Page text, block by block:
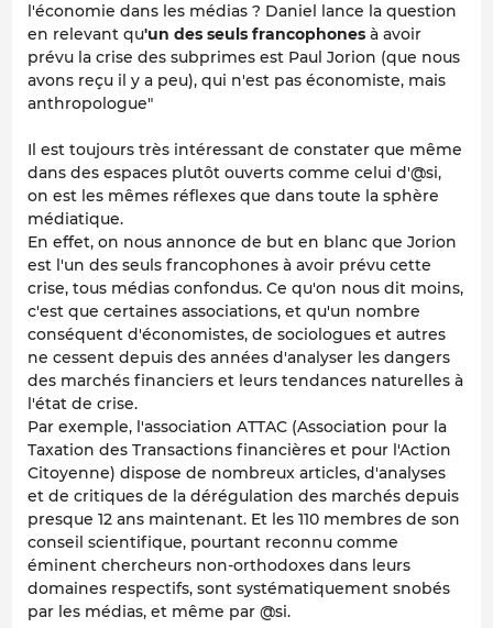
l'économie dans les médias ? Daniel lance la question
en relevant qu'un des seuls francophones à avoir
prévu la crise des subprimes est Paul Jorion (que nous
avons reçu il y a peu), qui n'est pas économiste, mais
anthropologue"
Il est toujours très intéressant de constater que même
dans des espaces plutôt ouverts comme celui d'@si,
on est les mêmes réflexes que dans toute la sphère
médiatique.
En effet, on nous annonce de but en blanc que Jorion
est l'un des seuls francophones à avoir prévu cette
crise, tous médias confondus. Ce qu'on nous dit moins,
c'est que certaines associations, et qu'un nombre
conséquent d'économistes, de sociologues et autres
ne cessent depuis des années d'analyser les dangers
des marchés financiers et leurs tendances naturelles à
l'état de crise.
Par exemple, l'association ATTAC (Association pour la
Taxation des Transactions financières et pour l'Action
Citoyenne) dispose de nombreux articles, d'analyses
et de critiques de la dérégulation des marchés depuis
presque 12 ans maintenant. Et les 110 membres de son
conseil scientifique, pourtant reconnu comme
éminent chercheurs non-orthodoxes dans leurs
domaines respectifs, sont systématiquement snobés
par les médias, et même par @si.